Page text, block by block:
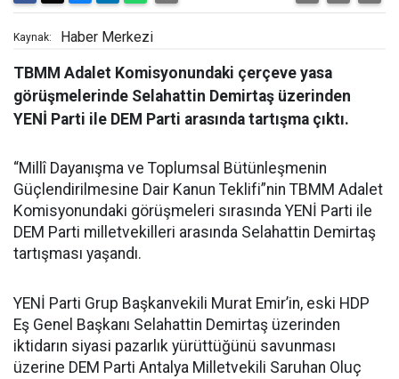
Kaynak: Haber Merkezi
TBMM Adalet Komisyonundaki çerçeve yasa
görüşmelerinde Selahattin Demirtaş üzerinden
YENİ Parti ile DEM Parti arasında tartışma çıktı.
“Millî Dayanışma ve Toplumsal Bütünleşmenin
Güçlendirilmesine Dair Kanun Teklifi”nin TBMM Adalet
Komisyonundaki görüşmeleri sırasında YENİ Parti ile
DEM Parti milletvekilleri arasında Selahattin Demirtaş
tartışması yaşandı.
YENİ Parti Grup Başkanvekili Murat Emir’in, eski HDP
Eş Genel Başkanı Selahattin Demirtaş üzerinden
iktidarın siyasi pazarlık yürüttüğünü savunması
üzerine DEM Parti Antalya Milletvekili Saruhan Oluç